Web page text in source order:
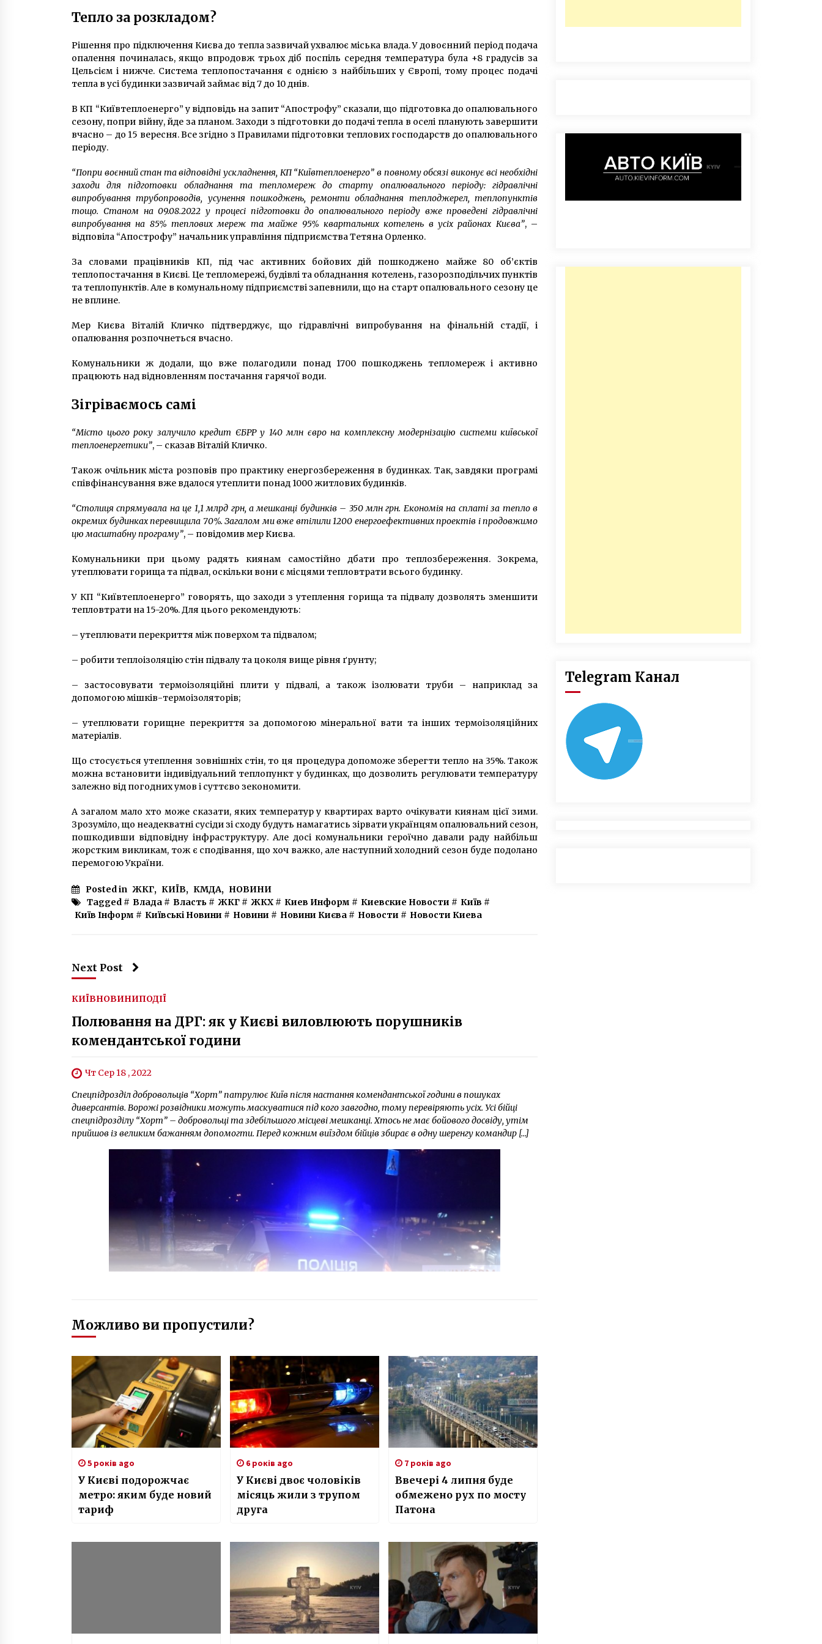
Тепло за розкладом?
Рішення про підключення Києва до тепла зазвичай ухвалює міська влада. У довоєнний період подача
опалення починалась, якщо впродовж трьох діб поспіль середня температура була +8 градусів за
Цельсієм і нижче. Система теплопостачання є однією з найбільших у Європі, тому процес подачі
тепла в усі будинки зазвичай займає від 7 до 10 днів.
В КП “Київтеплоенерго” у відповідь на запит “Апострофу” сказали, що підготовка до опалювального
сезону, попри війну, йде за планом. Заходи з підготовки до подачі тепла в оселі планують завершити
вчасно – до 15 вересня. Все згідно з Правилами підготовки теплових господарств до опалювального
періоду.
“Попри воєнний стан та відповідні ускладнення, КП “Київтеплоенерго” в повному обсязі виконує всі необхідні
заходи для підготовки обладнання та тепломереж до старту опалювального періоду: гідравлічні
випробування трубопроводів, усунення пошкоджень, ремонти обладнання теплоджерел, теплопунктів
тощо. Станом на 09.08.2022 у процесі підготовки до опалювального періоду вже проведені гідравлічні
випробування на 85% теплових мереж та майже 95% квартальних котелень в усіх районах Києва”, –
відповіла “Апострофу” начальник управління підприємства Тетяна Орленко.
За словами працівників КП, під час активних бойових дій пошкоджено майже 80 об’єктів
теплопостачання в Києві. Це тепломережі, будівлі та обладнання котелень, газорозподільчих пунктів
та теплопунктів. Але в комунальному підприємстві запевнили, що на старт опалювального сезону це
не вплине.
Мер Києва Віталій Кличко підтверджує, що гідравлічні випробування на фінальній стадії, і
опалювання розпочнеться вчасно.
Комунальники ж додали, що вже полагодили понад 1700 пошкоджень тепломереж і активно
працюють над відновленням постачання гарячої води.
Зігріваємось самі
“Місто цього року залучило кредит ЄБРР у 140 млн євро на комплексну модернізацію системи київської
теплоенергетики”, – сказав Віталій Кличко.
Також очільник міста розповів про практику енергозбереження в будинках. Так, завдяки програмі
співфінансування вже вдалося утеплити понад 1000 житлових будинків.
“Столиця спрямувала на це 1,1 млрд грн, а мешканці будинків – 350 млн грн. Економія на сплаті за тепло в
окремих будинках перевищила 70%. Загалом ми вже втілили 1200 енергоефективних проектів і продовжимо
цю масштабну програму”, – повідомив мер Києва.
Комунальники при цьому радять киянам самостійно дбати про теплозбереження. Зокрема,
утеплювати горища та підвал, оскільки вони є місцями тепловтрати всього будинку.
У КП “Київтеплоенерго” говорять, що заходи з утеплення горища та підвалу дозволять зменшити
тепловтрати на 15-20%. Для цього рекомендують:
– утеплювати перекриття між поверхом та підвалом;
– робити теплоізоляцію стін підвалу та цоколя вище рівня ґрунту;
– застосовувати термоізоляційні плити у підвалі, а також ізолювати труби – наприклад за
допомогою мішків-термоізоляторів;
– утеплювати горищне перекриття за допомогою мінеральної вати та інших термоізоляційних
матеріалів.
Що стосується утеплення зовнішніх стін, то ця процедура допоможе зберегти тепло на 35%. Також
можна встановити індивідуальний теплопункт у будинках, що дозволить регулювати температуру
залежно від погодних умов і суттєво зекономити.
А загалом мало хто може сказати, яких температур у квартирах варто очікувати киянам цієї зими.
Зрозуміло, що неадекватні сусіди зі сходу будуть намагатись зірвати українцям опалювальний сезон,
пошкодивши відповідну інфраструктуру. Але досі комунальники героїчно давали раду найбільш
жорстким викликам, тож є сподівання, що хоч важко, але наступний холодний сезон буде подолано
перемогою України.
Posted in ЖКГ, КИЇВ, КМДА, НОВИНИ
Tagged # Влада # Власть # ЖКГ # ЖКХ # Киев Информ # Киевские Новости # Київ #
Київ Інформ # Київські Новини # Новини # Новини Києва # Новости # Новости Киева
Next Post
КИЇВНОВИНИПОДІЇ
Полювання на ДРГ: як у Києві виловлюють порушників
комендантської години
Чт Сер 18 , 2022
Спецпідрозділ добровольців “Хорт” патрулює Київ після настання комендантської години в пошуках
диверсантів. Ворожі розвідники можуть маскуватися під кого завгодно, тому перевіряють усіх. Усі бійці
спецпідрозділу “Хорт” – добровольці та здебільшого місцеві мешканці. Хтось не має бойового досвіду, утім
прийшов із великим бажанням допомогти. Перед кожним виїздом бійців збирає в одну шеренгу командир […]
Можливо ви пропустили?
5 років ago
У Києві подорожчає
метро: яким буде новий
тариф
6 років ago
У Києві двоє чоловіків
місяць жили з трупом
друга
7 років ago
Ввечері 4 липня буде
обмежено рух по мосту
Патона
Telegram Канал